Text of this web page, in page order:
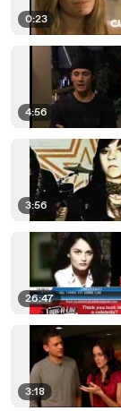
0:23
4:56
3:56
26:47
3:18